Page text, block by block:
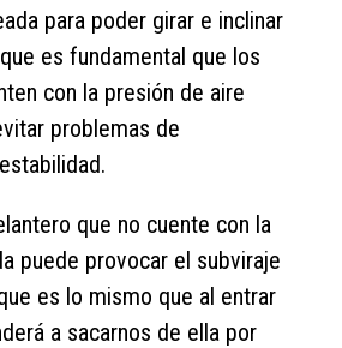
para poder girar e inclinar
es fundamental que los
con la presión de aire
problemas de
que no cuente con la
puede provocar el subviraje
es lo mismo que al entrar
a sacarnos de ella por